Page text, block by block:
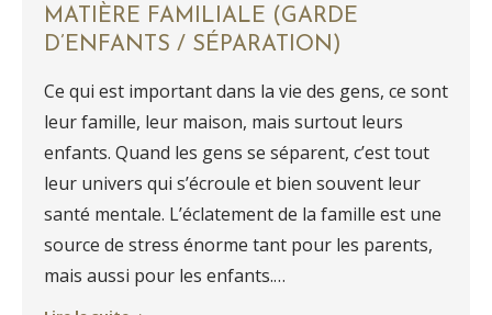
MATIÈRE FAMILIALE (GARDE
D’ENFANTS / SÉPARATION)
Ce qui est important dans la vie des gens, ce sont
leur famille, leur maison, mais surtout leurs
enfants. Quand les gens se séparent, c’est tout
leur univers qui s’écroule et bien souvent leur
santé mentale. L’éclatement de la famille est une
source de stress énorme tant pour les parents,
mais aussi pour les enfants.…